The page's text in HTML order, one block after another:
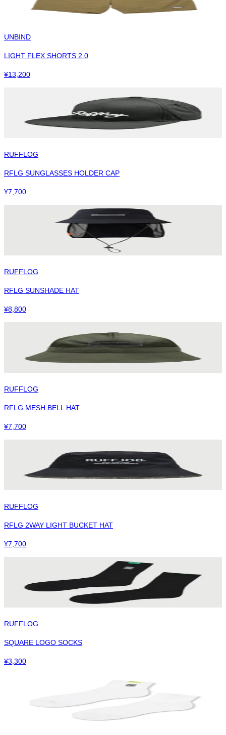
UNBIND
LIGHT FLEX SHORTS 2.0
¥13,200
RUFFLOG
RFLG SUNGLASSES HOLDER CAP
¥7,700
RUFFLOG
RFLG SUNSHADE HAT
¥8,800
RUFFLOG
RFLG MESH BELL HAT
¥7,700
RUFFLOG
RFLG 2WAY LIGHT BUCKET HAT
¥7,700
RUFFLOG
SQUARE LOGO SOCKS
¥3,300